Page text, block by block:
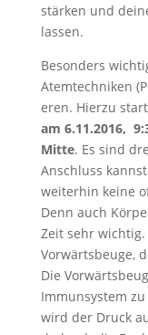
stärken und
lassen.
Besonders
Atemtechniken
eren. Hierzu
am 6.11.2016,
Mitte. Es sind
Anschluss
weiterhin keine
Denn auch
Zeit sehr
Vorwärtsbeuge,
Die
Immunsystem
wird der Druck